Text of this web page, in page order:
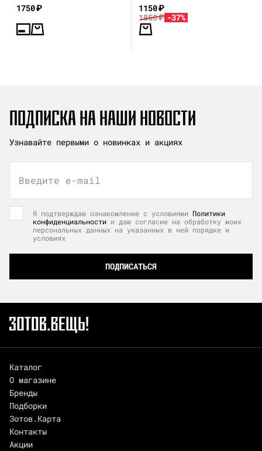
1750₽ 1150₽
1850₽ -37%
ПОДПИСКА НА НАШИ НОВОСТИ
Узнавайте первыми о новинках и акциях
Введите e-mail
Я подтверждаю ознакомление с условиями Политики
конфиденциальности и даю согласие на обработку моих
персональных данных на указанных в ней порядке и
условиях
ПОДПИСАТЬСЯ
Каталог
О магазине
Бренды
Подборки
Зотов.Карта
Контакты
Акции